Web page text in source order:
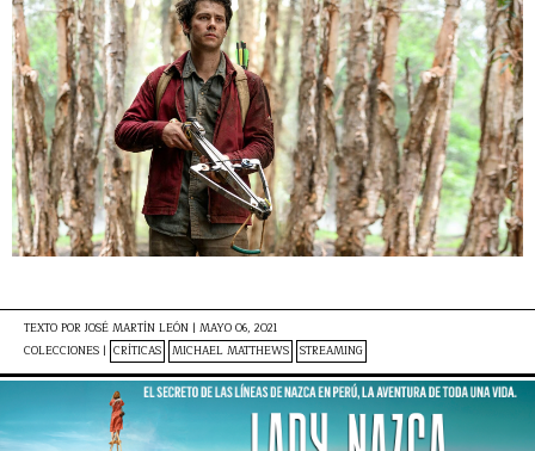
TEXTO POR JOSÉ MARTÍN LEÓN | MAYO 06, 2021
COLECCIONES | CRÍTICAS MICHAEL MATTHEWS STREAMING